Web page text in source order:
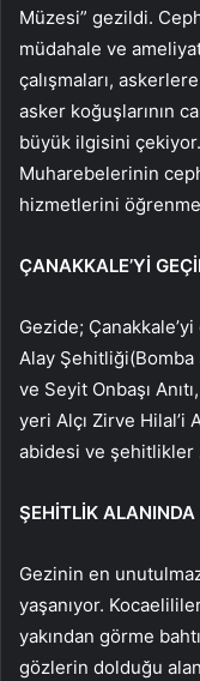
Müzesi” gezildi.
müdahale ve
çalışmaları,
asker koğuşlarının
büyük ilgisini
Muharebelerinin
hizmetlerini öğrenme
ÇANAKKALE’Yİ
Gezide; Çanakkale’yi
Alay Şehitliği(Bomba
ve Seyit Onbaşı
yeri Alçı Zirve Hilal’i
abidesi ve şehitlikler
ŞEHİTLİK
Gezinin en
yaşanıyor.
yakından görme
gözlerin dolduğu